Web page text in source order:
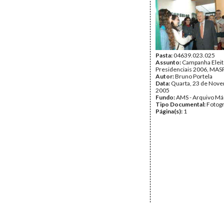
Pasta:04639.023.025
Assunto: Campanha
Presidenciais 2006,
Autor:Bruno Portela
Data: Quarta, 23 de
2005
Fundo:AMS - Arquivo
Tipo Documental:
Página(s): 1